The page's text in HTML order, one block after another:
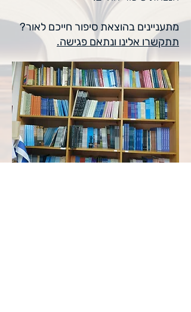
מתעניינים בהוצאת סיפור חייכם לאור?
תתקשרו אלינו ונתאם פגישה.